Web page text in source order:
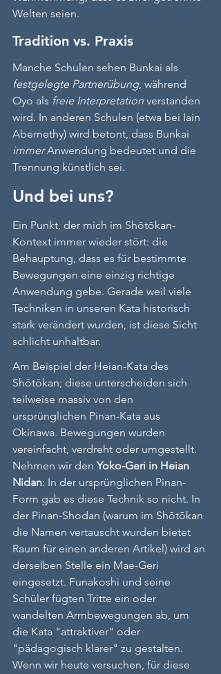
Welten seien.
Tradition vs. Praxis
Manche Schulen sehen Bunkai als
festgelegte Partnerübung, während
Oyo als freie Interpretation verstanden
wird. In anderen Schulen (etwa bei Iain
Abernethy) wird betont, dass Bunkai
immer Anwendung bedeutet und die
Trennung künstlich sei.
Und bei uns?
Ein Punkt, der mich im Shōtōkan-
Kontext immer wieder stört: die
Behauptung, dass es für bestimmte
Bewegungen eine einzig richtige
Anwendung gebe. Gerade weil viele
Techniken in unseren Kata historisch
stark verändert wurden, ist diese Sicht
schlicht unhaltbar.
Am Beispiel der Heian-Kata des
Shōtōkan; diese unterscheiden sich
teilweise massiv von den
ursprünglichen Pinan-Kata aus
Okinawa. Bewegungen wurden
vereinfacht, verdreht oder umgestellt.
Nehmen wir den Yoko-Geri in Heian
Nidan: In der ursprünglichen Pinan-
Form gab es diese Technik so nicht. In
der Pinan-Shodan (warum im Shōtōkan
die Namen vertauscht wurden bietet
Raum für einen anderen Artikel) wird an
derselben Stelle ein Mae-Geri
eingesetzt. Funakoshi und seine
Schüler fügten Tritte ein oder
wandelten Armbewegungen ab, um
die Kata "attraktiver" oder
"pädagogisch klarer" zu gestalten.
Wenn wir heute versuchen, für diese